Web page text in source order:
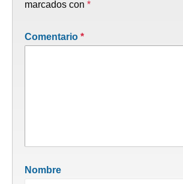
marcados con *
Comentario *
Nombre